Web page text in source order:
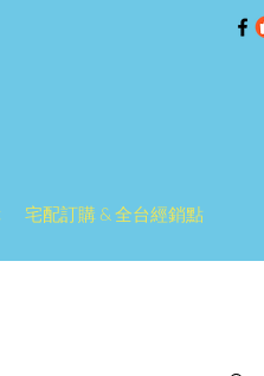
宅配訂購 & 全台經銷點